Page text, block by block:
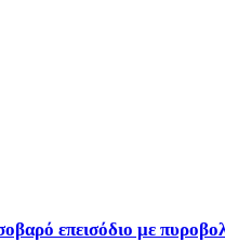
επεισόδιο με